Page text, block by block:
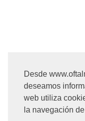
Desde
deseamos
web utiliza
la navegación